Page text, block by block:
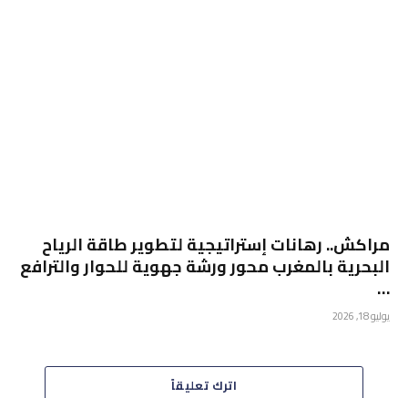
مراكش.. رهانات إستراتيجية لتطوير طاقة الرياح
البحرية بالمغرب محور ورشة جهوية للحوار والترافع
…
يوليو 18, 2026
اترك تعليقاً